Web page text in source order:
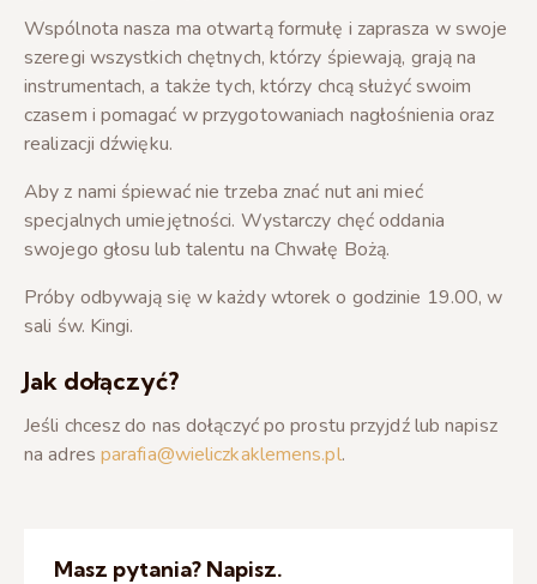
Wspólnota nasza ma otwartą formułę i zaprasza w swoje
szeregi wszystkich chętnych, którzy śpiewają, grają na
instrumentach, a także tych, którzy chcą służyć swoim
czasem i pomagać w przygotowaniach nagłośnienia oraz
realizacji dźwięku.
Aby z nami śpiewać nie trzeba znać nut ani mieć
specjalnych umiejętności. Wystarczy chęć oddania
swojego głosu lub talentu na Chwałę Bożą.
Próby odbywają się w każdy wtorek o godzinie 19.00, w
sali św. Kingi.
Jak dołączyć?
Jeśli chcesz do nas dołączyć po prostu przyjdź lub napisz
na adres parafia@wieliczkaklemens.pl.
Masz pytania? Napisz.